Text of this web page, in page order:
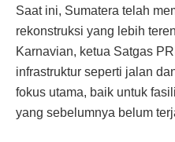
Saat ini, Sumatera telah
rekonstruksi yang lebih
Karnavian, ketua Satgas
infrastruktur seperti jalan
fokus utama, baik untuk
yang sebelumnya belum